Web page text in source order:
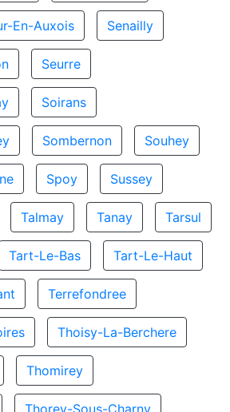
En-Auxois Senailly
Seurre
Soirans
Sombernon Souhey
Spoy Sussey
Talmay Tanay Tarsul
Tart-Le-Bas Tart-Le-Haut
Terrefondree
Thoisy-La-Berchere
Thomirey
Thorey-Sous-Charny